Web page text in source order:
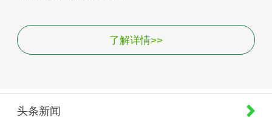
了解详情>>
头条新闻